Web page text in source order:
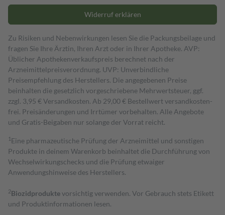
Widerruf erklären
Zu Risiken und Nebenwirkungen lesen Sie die Packungsbeilage und
fragen Sie Ihre Ärztin, Ihren Arzt oder in Ihrer Apotheke. AVP:
Üblicher Apothekenverkaufspreis berechnet nach der
Arzneimittelpreisverordnung. UVP: Unverbindliche
Preisempfehlung des Herstellers. Die angegebenen Preise
beinhalten die gesetzlich vorgeschriebene Mehrwertsteuer, ggf.
zzgl. 3,95 € Versandkosten. Ab 29,00 € Bestell­wert versand­kosten­
frei. Preisänderungen und Irrtümer vorbehalten. Alle Angebote
und Gratis-Beigaben nur solange der Vorrat reicht.
1 Eine pharmazeutische Prüfung der Arzneimittel und sonstigen
Produkte in deinem Warenkorb beinhaltet die Durchführung von
Wechselwirkungschecks und die Prüfung etwaiger
Anwendungshinweise des Herstellers.
2Biozidproduktevorsichtig verwenden. Vor Gebrauch stets Etikett
und Produktinformationen lesen.